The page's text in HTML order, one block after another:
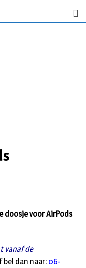
doosje voor AirPods
vanaf de
bel dan naar: 06-